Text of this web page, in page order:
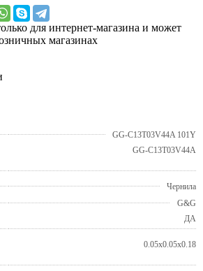
для интернет-магазина и может
магазинах
GG-C13T03V44A 101Y
GG-C13T03V44A
Чернила
G&G
ДА
0.05x0.05x0.18